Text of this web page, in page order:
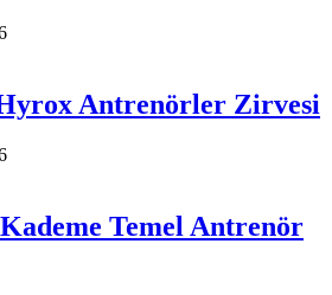
Antrenörler Zirvesi
Temel Antrenör